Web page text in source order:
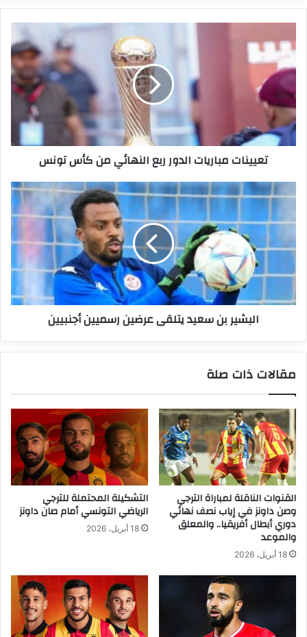
مباريات
الدور
ربع
النهائي
من
كأس
تونس
تعيينات مباريات الدور ربع النهائي من كأس تونس
البشير
عرضين
رسميين
أجنبيين
البشير بن سعيد يتلقى عرضين رسميين أجنبيين
مقالات ذات صلة
القنوات الناقلة لمباراة الترجي
وصن داونز في إياب نصف نهائي
دوري أبطال أفريقيا.. والمعلق
والموعد
18 أبريل، 2026
التشكيلة المحتملة للترجي
الرياضي التونسي أمام صان داونز
18 أبريل، 2026